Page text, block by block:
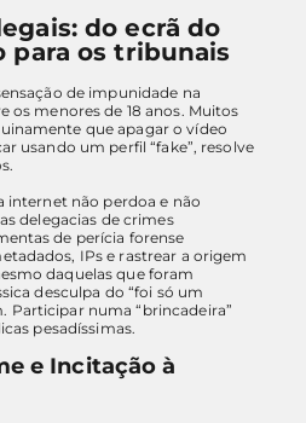
do ecrã do
os tribunais
de impunidade na
os menores de 18 anos. Muitos
que apagar o vídeo
usando um perfil “fake”, resolve
internet não perdoa e não
delegacias de crimes
de perícia forense
IPs e rastrear a origem
daquelas que foram
desculpa do “foi só um
Participar numa “brincadeira”
pesadíssimas.
e Incitação à